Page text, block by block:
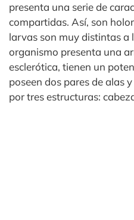
presenta una serie de
compartidas. Así, son
larvas son muy distintas a
organismo presenta una
esclerótica, tienen un
poseen dos pares de alas
por tres estructuras: